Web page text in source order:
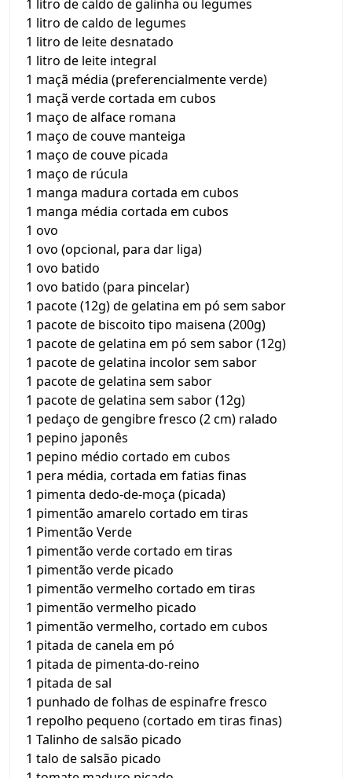
1 litro de caldo de galinha ou legumes
1 litro de caldo de legumes
1 litro de leite desnatado
1 litro de leite integral
1 maçã média (preferencialmente verde)
1 maçã verde cortada em cubos
1 maço de alface romana
1 maço de couve manteiga
1 maço de couve picada
1 maço de rúcula
1 manga madura cortada em cubos
1 manga média cortada em cubos
1 ovo
1 ovo (opcional, para dar liga)
1 ovo batido
1 ovo batido (para pincelar)
1 pacote (12g) de gelatina em pó sem sabor
1 pacote de biscoito tipo maisena (200g)
1 pacote de gelatina em pó sem sabor (12g)
1 pacote de gelatina incolor sem sabor
1 pacote de gelatina sem sabor
1 pacote de gelatina sem sabor (12g)
1 pedaço de gengibre fresco (2 cm) ralado
1 pepino japonês
1 pepino médio cortado em cubos
1 pera média, cortada em fatias finas
1 pimenta dedo-de-moça (picada)
1 pimentão amarelo cortado em tiras
1 Pimentão Verde
1 pimentão verde cortado em tiras
1 pimentão verde picado
1 pimentão vermelho cortado em tiras
1 pimentão vermelho picado
1 pimentão vermelho, cortado em cubos
1 pitada de canela em pó
1 pitada de pimenta-do-reino
1 pitada de sal
1 punhado de folhas de espinafre fresco
1 repolho pequeno (cortado em tiras finas)
1 Talinho de salsão picado
1 talo de salsão picado